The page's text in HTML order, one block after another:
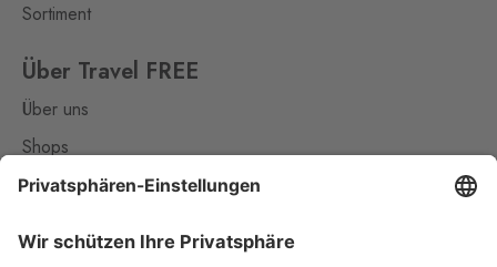
Sortiment
Über Travel FREE
Über uns
Shops
Kontakt
Nützliches